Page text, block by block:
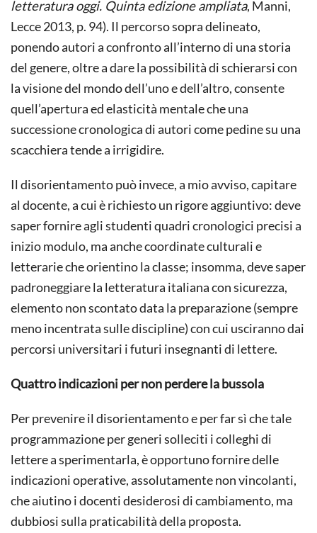
letteratura oggi. Quinta edizione ampliata, Manni,
Lecce 2013, p. 94). Il percorso sopra delineato,
ponendo autori a confronto all’interno di una storia
del genere, oltre a dare la possibilità di schierarsi con
la visione del mondo dell’uno e dell’altro, consente
quell’apertura ed elasticità mentale che una
successione cronologica di autori come pedine su una
scacchiera tende a irrigidire.
Il disorientamento può invece, a mio avviso, capitare
al docente, a cui è richiesto un rigore aggiuntivo: deve
saper fornire agli studenti quadri cronologici precisi a
inizio modulo, ma anche coordinate culturali e
letterarie che orientino la classe; insomma, deve saper
padroneggiare la letteratura italiana con sicurezza,
elemento non scontato data la preparazione (sempre
meno incentrata sulle discipline) con cui usciranno dai
percorsi universitari i futuri insegnanti di lettere.
Quattro indicazioni per non perdere la bussola
Per prevenire il disorientamento e per far sì che tale
programmazione per generi solleciti i colleghi di
lettere a sperimentarla, è opportuno fornire delle
indicazioni operative, assolutamente non vincolanti,
che aiutino i docenti desiderosi di cambiamento, ma
dubbiosi sulla praticabilità della proposta.